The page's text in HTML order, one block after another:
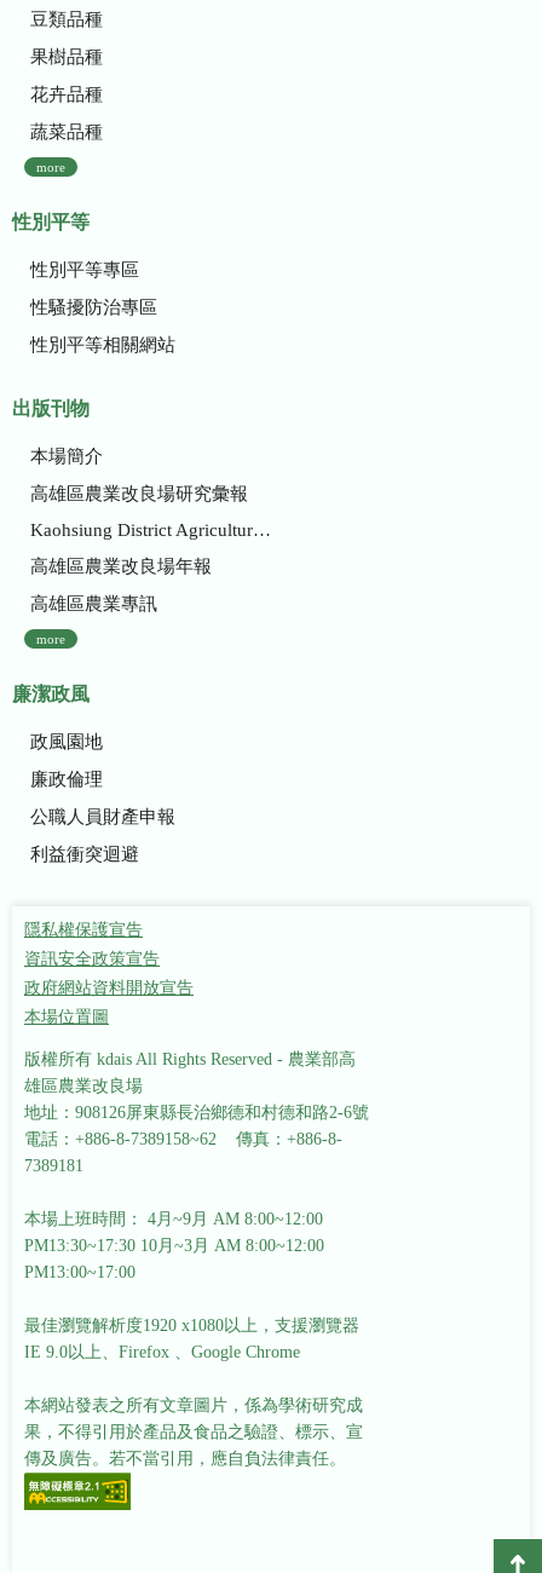
豆類品種
果樹品種
花卉品種
蔬菜品種
more
性別平等
性別平等專區
性騷擾防治專區
性別平等相關網站
出版刊物
本場簡介
高雄區農業改良場研究彙報
Kaohsiung District Agricultural Research and Extension Station
高雄區農業改良場年報
高雄區農業專訊
more
廉潔政風
政風園地
廉政倫理
公職人員財產申報
利益衝突迴避
隱私權保護宣告
資訊安全政策宣告
政府網站資料開放宣告
本場位置圖
版權所有 kdais All Rights Reserved - 農業部高
雄區農業改良場
地址：908126屏東縣長治鄉德和村德和路2-6號
電話：+886-8-7389158~62 傳真：+886-8-
7389181
本場上班時間： 4月~9月 AM 8:00~12:00
PM13:30~17:30 10月~3月 AM 8:00~12:00
PM13:00~17:00
最佳瀏覽解析度1920 x1080以上，支援瀏覽器
IE 9.0以上、Firefox 、Google Chrome
本網站發表之所有文章圖片，係為學術研究成
果，不得引用於產品及食品之驗證、標示、宣
傳及廣告。若不當引用，應自負法律責任。